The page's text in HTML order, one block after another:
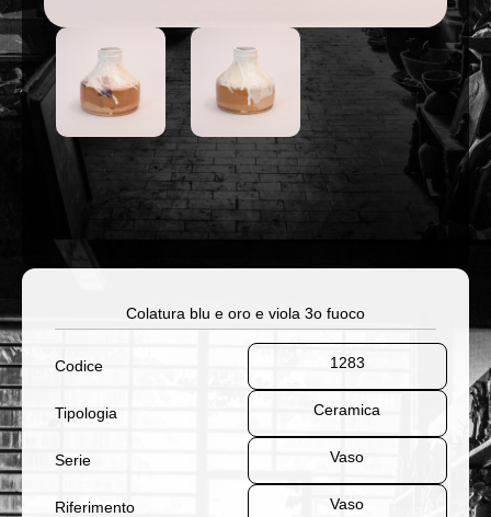
Colatura blu e oro e viola 3o fuoco
Codice 1283
Tipologia Ceramica
Serie Vaso
Riferimento Vaso